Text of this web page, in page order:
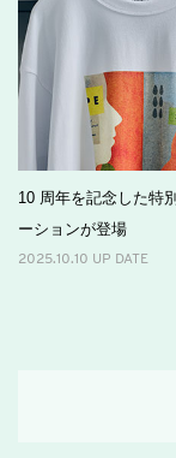
10 周年を記念した特
ーションが登場
2025.10.10 UP DATE